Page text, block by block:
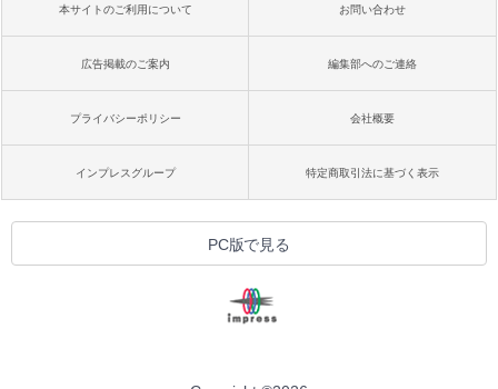
本サイトのご利用について お問い合わせ
広告掲載のご案内 編集部へのご連絡
プライバシーポリシー 会社概要
インプレスグループ 特定商取引法に基づく表示
PC版で見る